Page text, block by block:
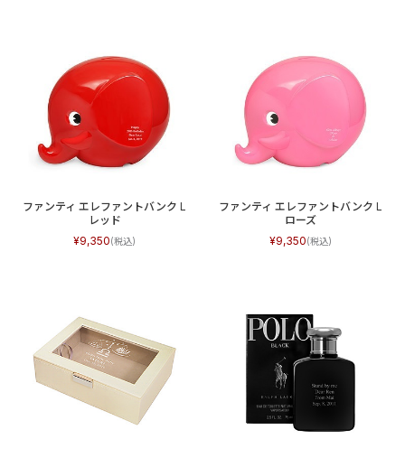
ファンティ エレファントバンク L
レッド
9,350
ファンティ エレファントバンク L
ローズ
9,350